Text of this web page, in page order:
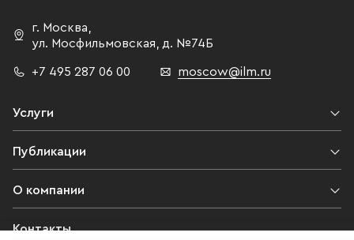
г. Москва,
ул. Мосфильмовская, д. №74Б
+7 495 287 06 00 moscow@ilm.ru
Услуги
Публикации
О компании
Контакты